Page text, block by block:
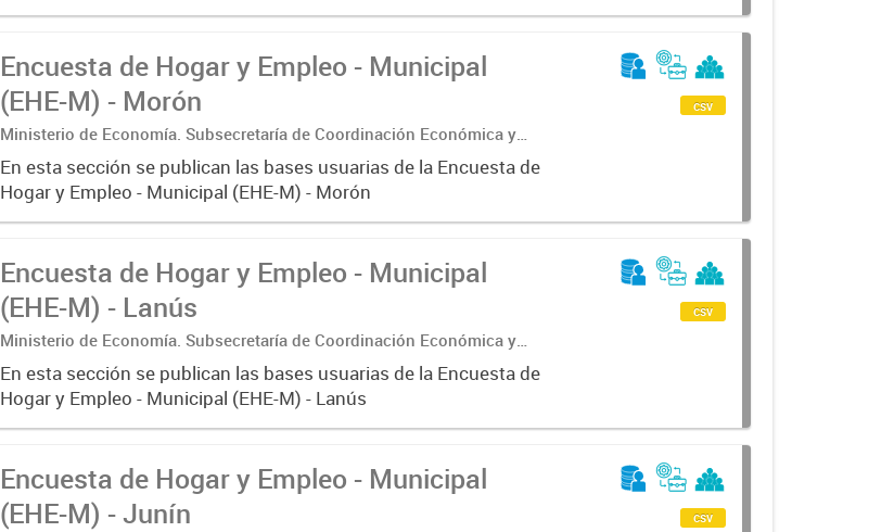
Encuesta de Hogar y Empleo - Municipal
(EHE-M) - Morón
Ministerio de Economía. Subsecretaría de Coordinación Económica y
Estadística. Dirección Provincial de Estadística.
En esta sección se publican las bases usuarias de la Encuesta de
Hogar y Empleo - Municipal (EHE-M) - Morón
csv
Encuesta de Hogar y Empleo - Municipal
(EHE-M) - Lanús
Ministerio de Economía. Subsecretaría de Coordinación Económica y
Estadística. Dirección Provincial de Estadística.
En esta sección se publican las bases usuarias de la Encuesta de
Hogar y Empleo - Municipal (EHE-M) - Lanús
csv
Encuesta de Hogar y Empleo - Municipal
(EHE-M) - Junín
csv